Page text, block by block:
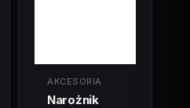
AKCESORIA
Narożnik